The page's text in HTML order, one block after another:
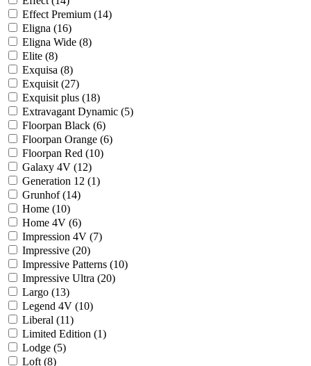
Effect Premium (14)
Eligna (16)
Eligna Wide (8)
Elite (8)
Exquisa (8)
Exquisit (27)
Exquisit plus (18)
Extravagant Dynamic (5)
Floorpan Black (6)
Floorpan Orange (6)
Floorpan Red (10)
Galaxy 4V (12)
Generation 12 (1)
Grunhof (14)
Home (10)
Home 4V (6)
Impression 4V (7)
Impressive (20)
Impressive Patterns (10)
Impressive Ultra (20)
Largo (13)
Legend 4V (10)
Liberal (11)
Limited Edition (1)
Lodge (5)
Loft (8)